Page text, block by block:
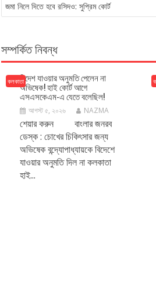
S
A
V
G
জমা নিলে দিতে হবে রসিদও: সুপ্রিম কোর্ট
সম্পর্কিত নিবন্ধ
কলকাতাবিদেশ যাওয়ার অনুমতি পেলেন না
অভিষেক! হাই কোর্ট আগে
এসএসকেএম-এ যেতে বলেছিল!
আগস্ট ৫, ২০২৬ NAZMA
শেয়ার করুন বাংলার জনরব
ডেস্ক : চোখের চিকিৎসার জন্য
অভিষেক বন্দ্যোপাধ্যায়কে বিদেশে
যাওয়ার অনুমতি দিল না কলকাতা
হাই...